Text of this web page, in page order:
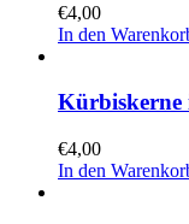
€4,00
In den
€4,00
In den